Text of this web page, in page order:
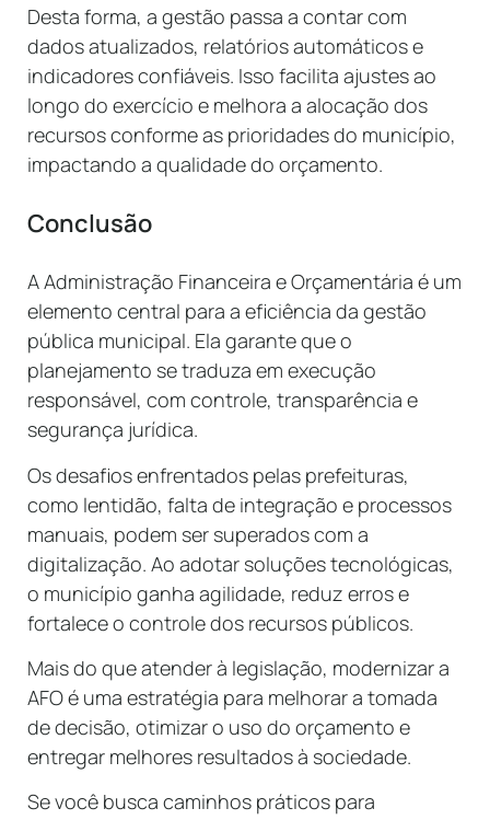
Desta forma, a gestão passa a contar com
dados atualizados, relatórios automáticos e
indicadores confiáveis. Isso facilita ajustes ao
longo do exercício e melhora a alocação dos
recursos conforme as prioridades do município,
impactando a qualidade do orçamento.
Conclusão
A Administração Financeira e Orçamentária é um
elemento central para a eficiência da gestão
pública municipal. Ela garante que o
planejamento se traduza em execução
responsável, com controle, transparência e
segurança jurídica.
Os desafios enfrentados pelas prefeituras,
como lentidão, falta de integração e processos
manuais, podem ser superados com a
digitalização. Ao adotar soluções tecnológicas,
o município ganha agilidade, reduz erros e
fortalece o controle dos recursos públicos.
Mais do que atender à legislação, modernizar a
AFO é uma estratégia para melhorar a tomada
de decisão, otimizar o uso do orçamento e
entregar melhores resultados à sociedade.
Se você busca caminhos práticos para